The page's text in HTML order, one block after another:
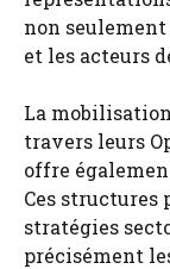
non
et les acteurs
La
travers leurs
offre
Ces structures
stratégies
précisément